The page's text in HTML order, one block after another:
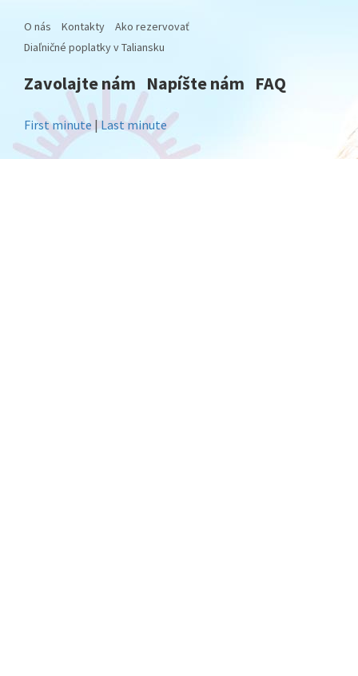
O nás Kontakty
Ako rezervovať
Diaľničné poplatky v Taliansku
Zavolajte nám Napíšte nám FAQ
First minute |Last minute